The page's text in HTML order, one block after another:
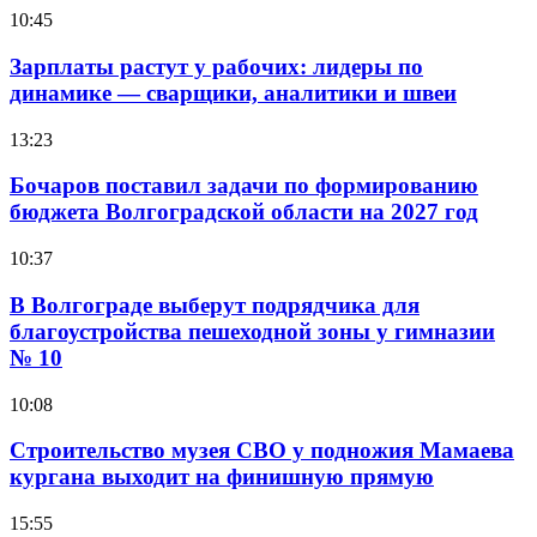
10:45
Зарплаты растут у рабочих: лидеры по
динамике — сварщики, аналитики и швеи
13:23
Бочаров поставил задачи по формированию
бюджета Волгоградской области на 2027 год
10:37
В Волгограде выберут подрядчика для
благоустройства пешеходной зоны у гимназии
№ 10
10:08
Строительство музея СВО у подножия Мамаева
кургана выходит на финишную прямую
15:55